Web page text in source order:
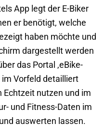
App legt der E-Biker
er benötigt, welche
haben möchte und
dargestellt werden
das Portal ‚eBike-
im Vorfeld detailliert
Echtzeit nutzen und im
und Fitness-Daten im
auswerten lassen.